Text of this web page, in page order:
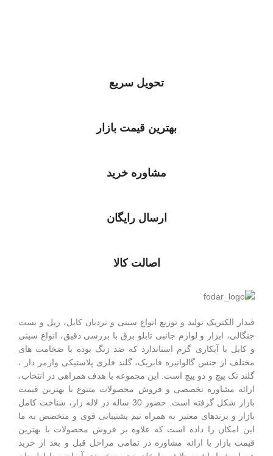
تحویل سریع
بهترین قیمت بازار
مشاوره خرید
ارسال رایگان
اصالت کالا
فیدار الکتریک توليد و توزیع انواع سینی و نردبان کابل، ریل و بست
جنگالی، ابزار و لوازم جانبی تابلو برق با بررسی دقیق، انواع سینی
و کابل با آبکاری گرم استاندارد که ضد زنگ بوده با ضخامت های
مختلف از جنس گالوانیزه فابریک، گلند فلزی پلاستيکی وارمر دار ،
گلند تک پيچ و دو پيچ است. این مجموعه با هدف همراهی در انتخاب،
ارائه مشاوره تخصصی و فروش محصولات متنوع با بهترین قیمت
بازار شکل گرفته است. حضور 30 ساله در لاله زار، شناخت کامل
بازار و برندهای معتبر به همراه تیم پشتیبانی قوی و متخصص به ما
این امکان را داده است که علاوه بر فروش محصولات با بهترین
قیمت بازار با ارائه مشاوره در تمامی مراحل قبل و بعد از خرید